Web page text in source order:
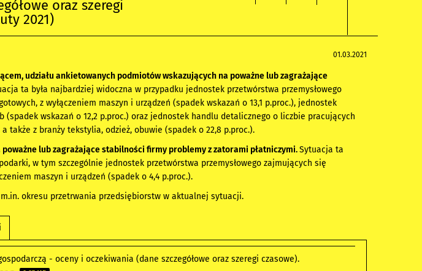
oraz szeregi
2021)
01.03.2021
udziału ankietowanych podmiotów wskazujących na poważne lub zagrażające
ta była najbardziej widoczna w przypadku jednostek przetwórstwa przemysłowego
z wyłączeniem maszyn i urządzeń (spadek wskazań o 13,1 p.proc.), jednostek
(spadek wskazań o 12,2 p.proc.) oraz jednostek handlu detalicznego o liczbie pracujących
także z branży tekstylia, odzież, obuwie (spadek o 22,8 p.proc.).
lub zagrażające stabilności firmy problemy z zatorami płatniczymi.Sytuacja ta
w tym szczególnie jednostek przetwórstwa przemysłowego zajmujących się
maszyn i urządzeń (spadek o 4,4 p.proc.).
okresu przetrwania przedsiębiorstw w aktualnej sytuacji.
- oceny i oczekiwania (dane szczegółowe oraz szeregi czasowe).